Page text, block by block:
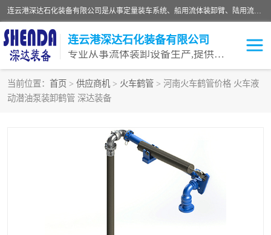
连云港深达石化装备有限公司是从事定量装车系统、船用流体装卸臂、陆用流体装卸臂（鹤管）、活动梯、钢构平台等全系列流体装卸设备的设计、制造、销售以及服务的专业供应商。公司始终以客户为中心，密切跟踪国内外油气储运及装卸设备先进技术的发展，以先进的技术、优质的产品、一流的服务，满足客户需求。
连云港深达石化装备有限公司
专业从事流体装卸设备生产,提供全面解决方案，生产与定制服务
当前位置： 首页 > 供应商机 > 火车鹤管 > 河南火车鹤管价格 火车液
动潜油泵装卸鹤管 深达装备
鹤管
潜油泵鹤管